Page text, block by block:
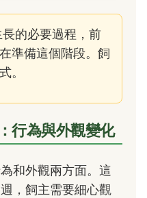
的必要過程，前
準備這個階段。飼
。
行為與外觀變化
和外觀兩方面。這
，飼主需要細心觀